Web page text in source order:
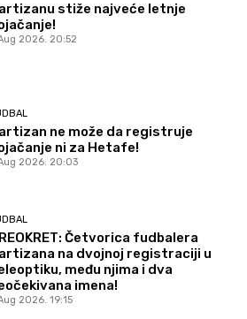
stiže najveće letnje
2026. 20:52
ne može da registruje
ni za Hetafe!
2026. 20:03
Četvorica fudbalera
na dvojnoj registraciji u
među njima i dva
imena!
2026. 19:15